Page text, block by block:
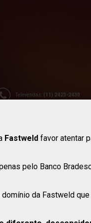
Televendas: (11) 2423-2430
Fastweld favor atentar
pelo Banco
da Fastweld que